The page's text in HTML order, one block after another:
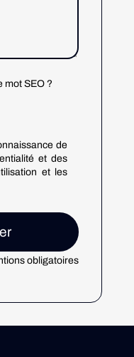
mot SEO ?
de
et des
et les
obligatoires